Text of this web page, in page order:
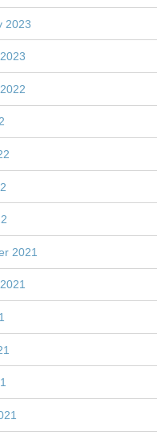
2023
2021